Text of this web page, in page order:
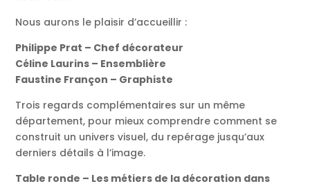
Nous aurons le plaisir d’accueillir :
Philippe Prat – Chef décorateur
Céline Laurins – Ensemblière
Faustine Françon – Graphiste
Trois regards complémentaires sur un même
département, pour mieux comprendre comment se
construit un univers visuel, du repérage jusqu’aux
derniers détails à l’image.
Table ronde – Les métiers de la décoration dans